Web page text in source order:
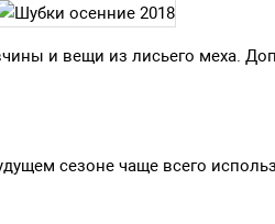
и вещи из лисьего меха.
сезоне чаще всего